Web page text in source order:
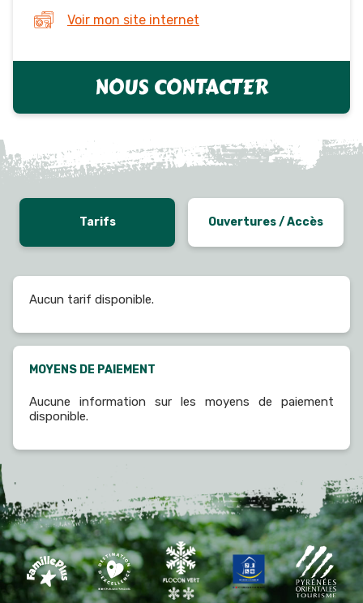
Voir mon site internet
NOUS CONTACTER
Tarifs Ouvertures / Accès
Aucun tarif disponible.
MOYENS DE PAIEMENT
Aucune information sur les moyens de paiement
disponible.